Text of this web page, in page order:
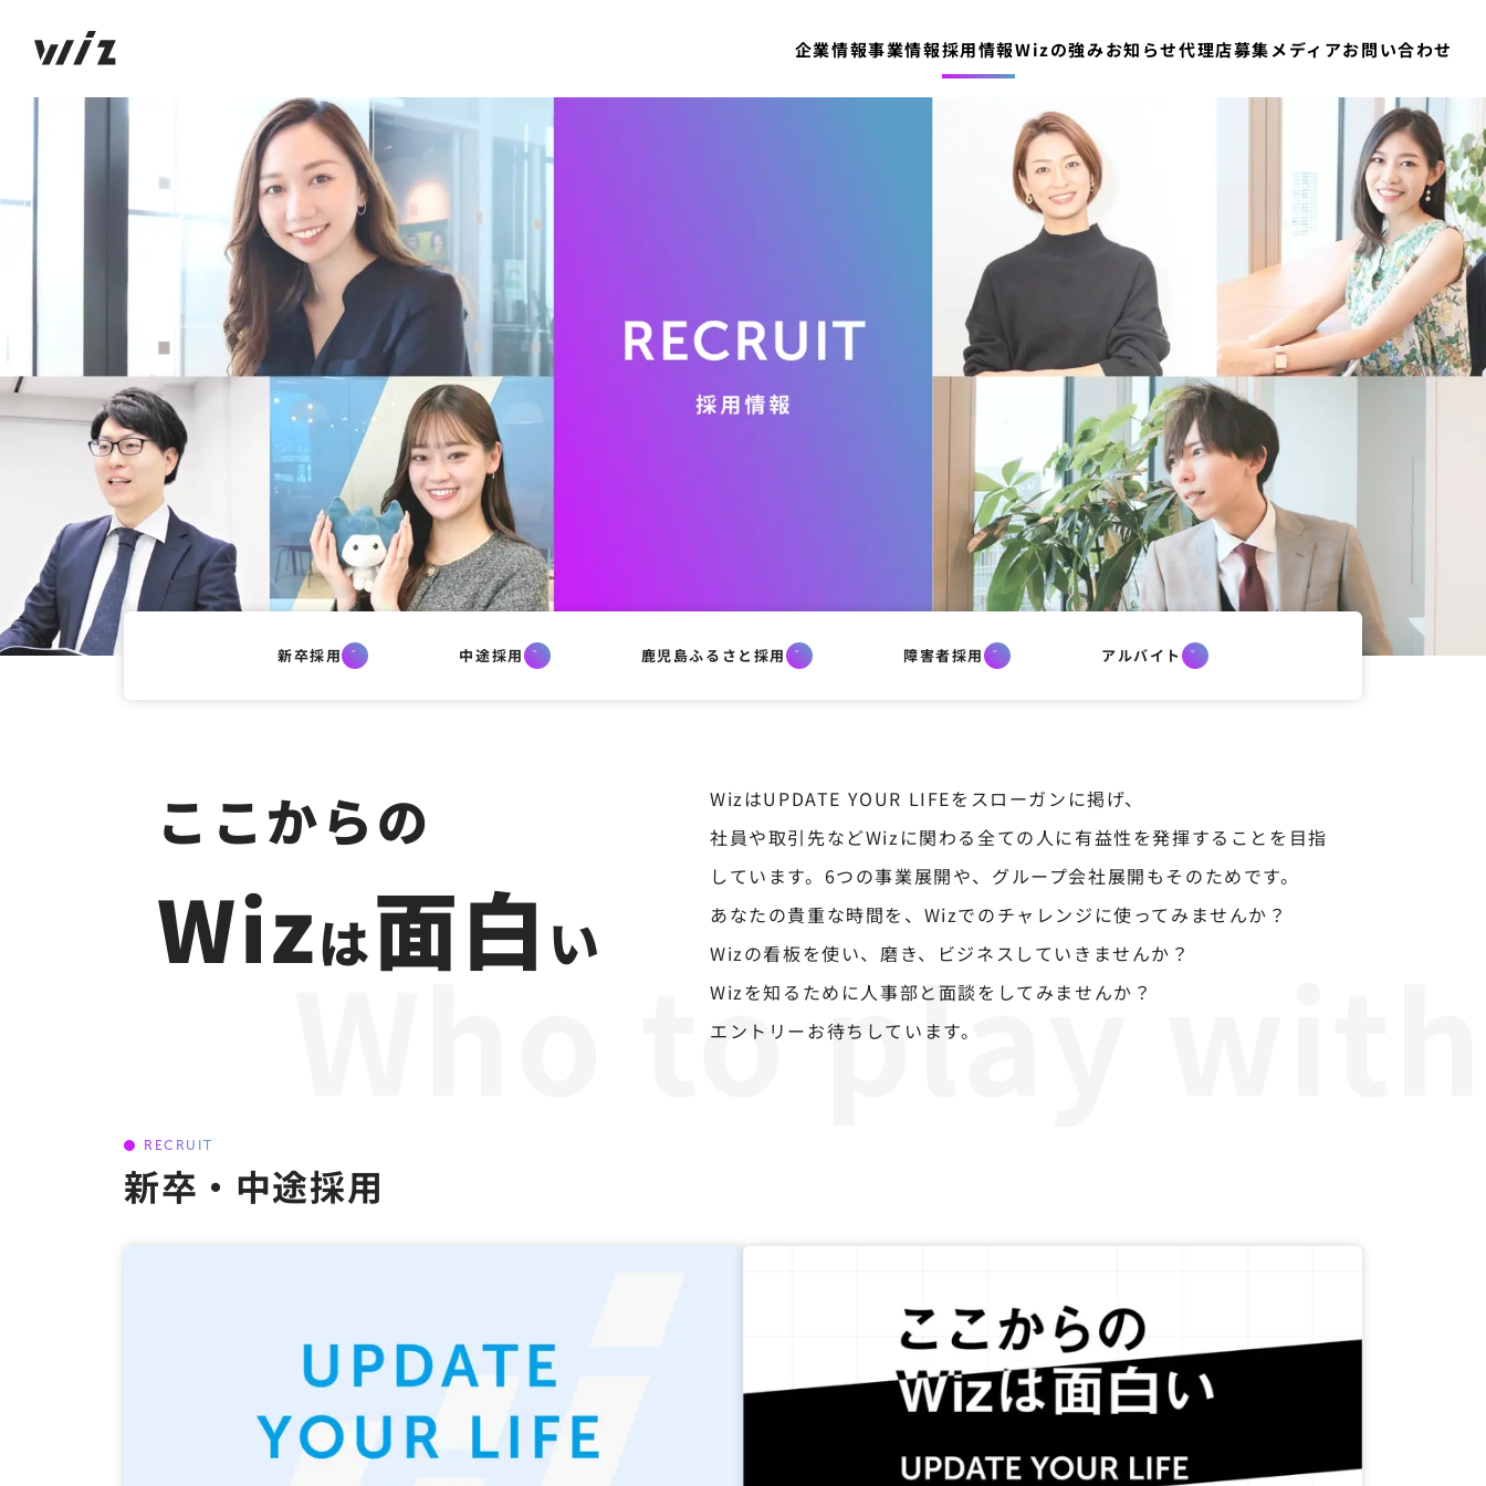
企業情報事業情報採用情報Wizの強みお知らせ代理店募集メディアお問い合わせ
新卒採用 中途採用 鹿児島ふるさと採用 障害者採用 アルバイト
ここからの
Wizは面白 い
WizはUPDATE YOUR LIFEをスローガンに掲げ、
社員や取引先などWizに関わる全ての人に有益性を発揮することを目指
しています。 6つの事業展開や、グループ会社展開もそのためです。
あなたの貴重な時間を、Wizでのチャレンジに使ってみませんか？
Wizの看板を使い、磨き、ビジネスしていきませんか？
Wizを知るために人事部と面談をしてみませんか？
エントリーお待ちしています。
RECRUIT
新卒・中途採用